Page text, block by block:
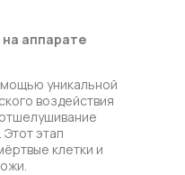
аппарате
уникальной
воздействия
этап
клетки и